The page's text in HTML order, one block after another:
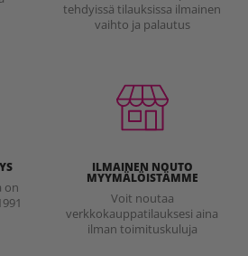
tehdyissä tilauksissa ilmainen
vaihto ja palautus
on
ILMAINEN NOUTO
MYYMÄLÖISTÄMME
Voit noutaa
verkkokauppatilauksesi aina
ilman toimituskuluja